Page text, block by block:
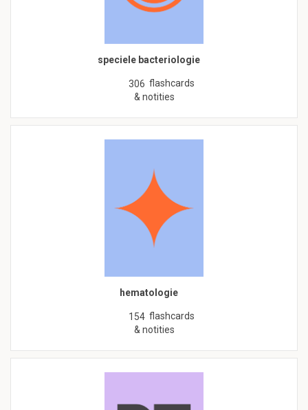
speciele bacteriologie
306 flashcards
& notities
hematologie
154 flashcards
& notities